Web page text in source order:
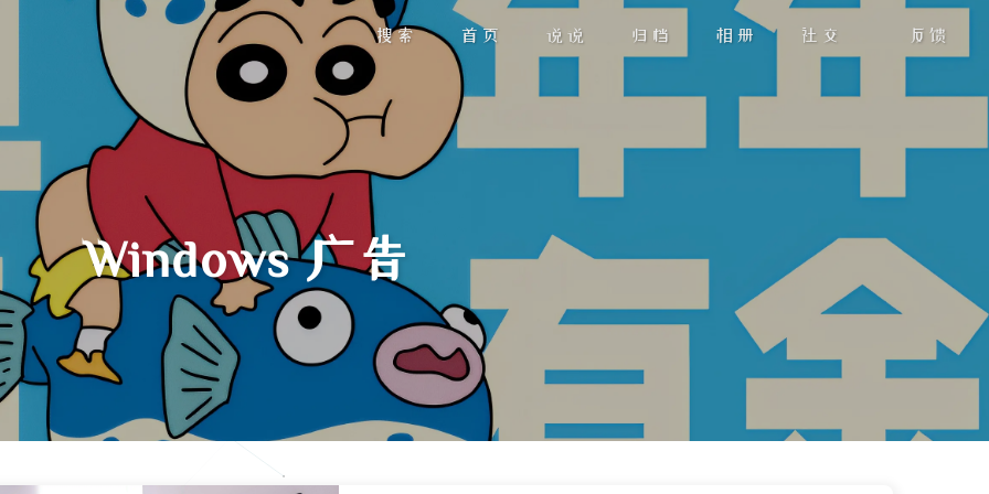
搜索 首页 说说 归档 相册 社交 反馈
Windows 广告